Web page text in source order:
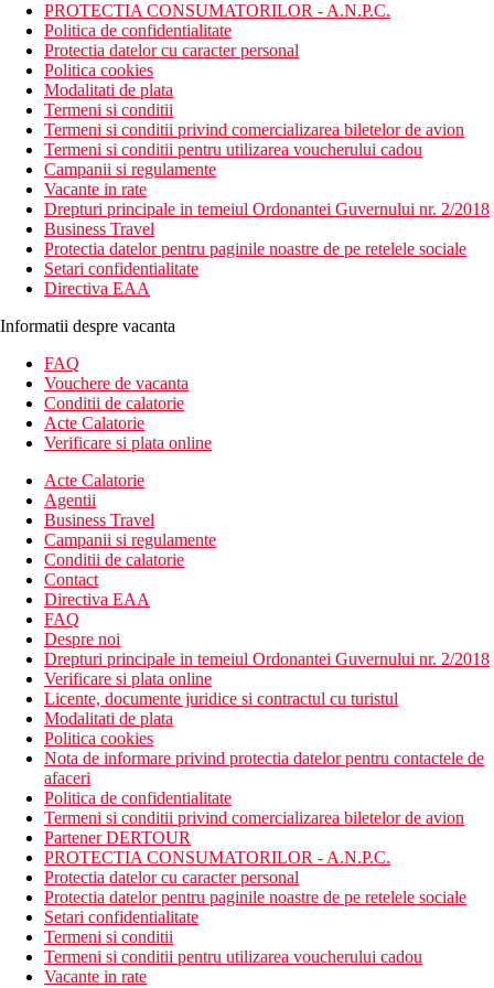
PROTECTIA CONSUMATORILOR - A.N.P.C.
Politica de confidentialitate
Protectia datelor cu caracter personal
Politica cookies
Modalitati de plata
Termeni si conditii
Termeni si conditii privind comercializarea biletelor de avion
Termeni si conditii pentru utilizarea voucherului cadou
Campanii si regulamente
Vacante in rate
Drepturi principale in temeiul Ordonantei Guvernului nr. 2/2018
Business Travel
Protectia datelor pentru paginile noastre de pe retelele sociale
Setari confidentialitate
Directiva EAA
Informatii despre vacanta
FAQ
Vouchere de vacanta
Conditii de calatorie
Acte Calatorie
Verificare si plata online
Acte Calatorie
Agentii
Business Travel
Campanii si regulamente
Conditii de calatorie
Contact
Directiva EAA
FAQ
Despre noi
Drepturi principale in temeiul Ordonantei Guvernului nr. 2/2018
Verificare si plata online
Licente, documente juridice si contractul cu turistul
Modalitati de plata
Politica cookies
Nota de informare privind protectia datelor pentru contactele de
afaceri
Politica de confidentialitate
Termeni si conditii privind comercializarea biletelor de avion
Partener DERTOUR
PROTECTIA CONSUMATORILOR - A.N.P.C.
Protectia datelor cu caracter personal
Protectia datelor pentru paginile noastre de pe retelele sociale
Setari confidentialitate
Termeni si conditii
Termeni si conditii pentru utilizarea voucherului cadou
Vacante in rate